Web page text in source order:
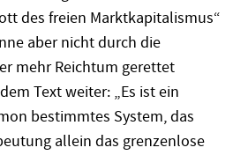
des freien Marktkapitalismus“
aber nicht durch die
mehr Reichtum gerettet
Text weiter: „Es ist ein
bestimmtes System, das
allein das grenzenlose